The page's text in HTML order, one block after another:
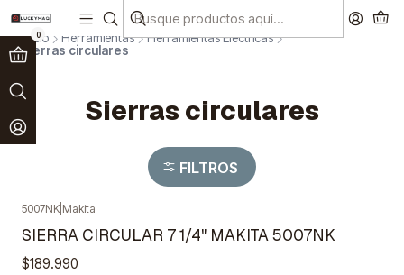
0
Paga en 3 cuotas sin interés! Ver más
Inicio Herramientas
Herramientas Eléctricas
Sierras circulares
Sierras circulares
FILTROS
5007NK Makita
SIERRA CIRCULAR 7 1/4" MAKITA 5007NK
$189.990